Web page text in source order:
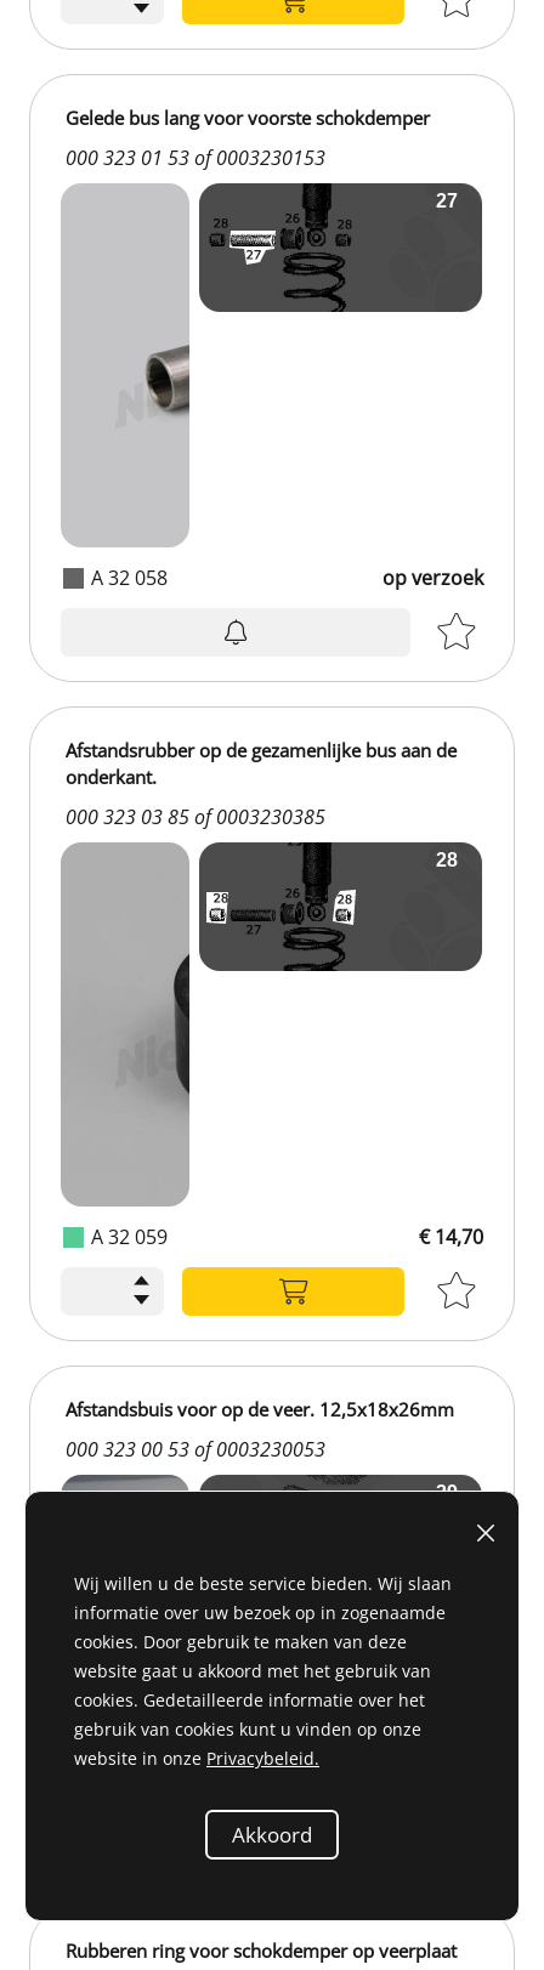
A 32 058
Gelede bus lang voor voorste schokdemper
000 323 01 53 of 0003230153
op verzoek
A 32 059
Afstandsrubber op de gezamenlijke bus aan de
onderkant.
000 323 03 85 of 0003230385
€ 14,70
Afstandsbuis voor op de veer. 12,5x18x26mm
000 323 00 53 of 0003230053
Rubberen ring voor schokdemper op veerplaat
Wij willen u de beste service bieden. Wij slaan
informatie over uw bezoek op in zogenaamde
cookies. Door gebruik te maken van deze
website gaat u akkoord met het gebruik van
cookies. Gedetailleerde informatie over het
gebruik van cookies kunt u vinden op onze
website in onze Privacybeleid.
Akkoord